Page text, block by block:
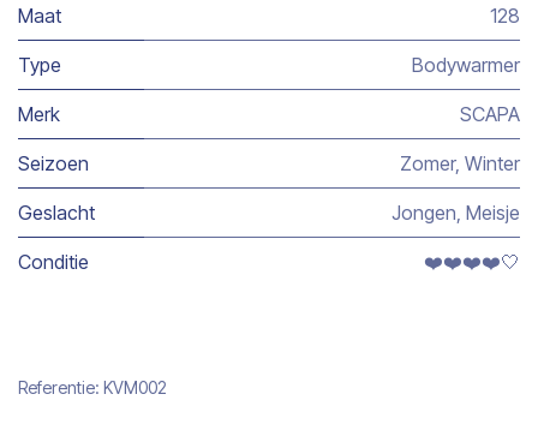
Maat 128
Type Bodywarmer
Merk SCAPA
Seizoen Zomer, Winter
Geslacht Jongen, Meisje
Conditie ❤️❤️❤️❤️🤍
Referentie: KVM002